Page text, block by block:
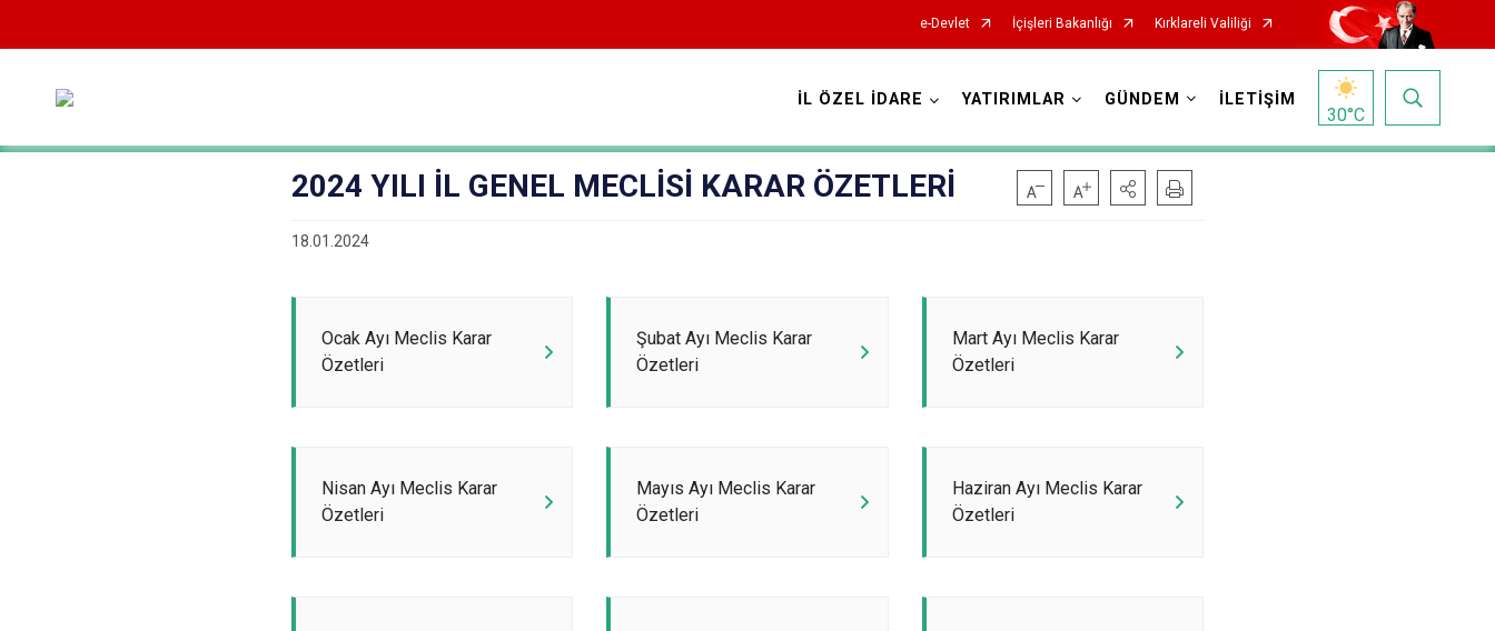
e-Devlet İçişleri Bakanlığı Kırklareli Valiliği
İL ÖZEL İDARE YATIRIMLAR GÜNDEM İLETİŞİM
30°C
2024 YILI İL GENEL MECLİSİ KARAR ÖZETLERİ
18.01.2024
Ocak Ayı Meclis Karar
Özetleri
Şubat Ayı Meclis Karar
Özetleri
Mart Ayı Meclis Karar
Özetleri
Nisan Ayı Meclis Karar
Özetleri
Mayıs Ayı Meclis Karar
Özetleri
Haziran Ayı Meclis Karar
Özetleri